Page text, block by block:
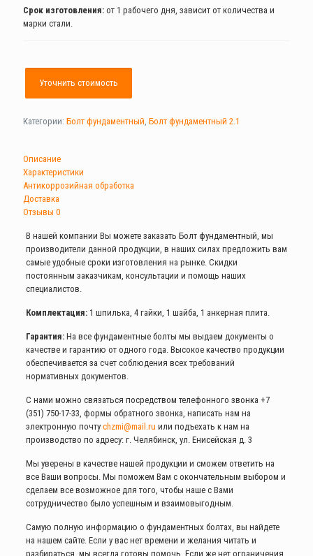
Срок изготовления: от 1 рабочего дня, зависит от количества и
марки стали.
Уточнить стоимость
Категории: Болт фундаментный, Болт фундаментный 2.1
Описание
Характеристики
Антикоррозийная обработка
Доставка
Отзывы 0
В нашей компании Вы можете заказать Болт фундаментный, мы
производители данной продукции, в наших силах предложить вам
самые удобные сроки изготовления на рынке. Скидки
постоянным заказчикам, консультации и помощь наших
специалистов.
Комплектация:1 шпилька, 4 гайки, 1 шайба, 1 анкерная плита.
Гарантия:На все фундаментные болты мы выдаем документы о
качестве и гарантию от одного года. Высокое качество продукции
обеспечивается за счет соблюдения всех требований
нормативных документов.
С нами можно связаться посредством телефонного звонка +7
(351) 750-17-33, формы обратного звонка, написать нам на
электронную почту chzmi@mail.ru или подъехать к нам на
производство по адресу: г. Челябинск, ул. Енисейская д. 3
Мы уверены в качестве нашей продукции и сможем ответить на
все Ваши вопросы. Мы поможем Вам с окончательным выбором и
сделаем все возможное для того, чтобы наше с Вами
сотрудничество было успешным и взаимовыгодным.
Самую полную информацию о фундаментных болтах, вы найдете
на нашем сайте. Если у вас нет времени и желания читать и
разбираться, мы всегда готовы помочь. Если же нет ограничения